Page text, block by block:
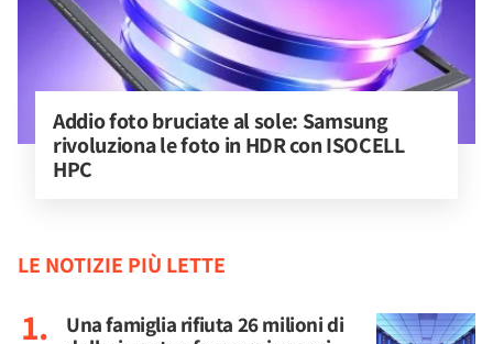
Addio foto bruciate al sole: Samsung
rivoluziona le foto in HDR con ISOCELL
HPC
LE NOTIZIE PIÙ LETTE
Una famiglia rifiuta 26 milioni di